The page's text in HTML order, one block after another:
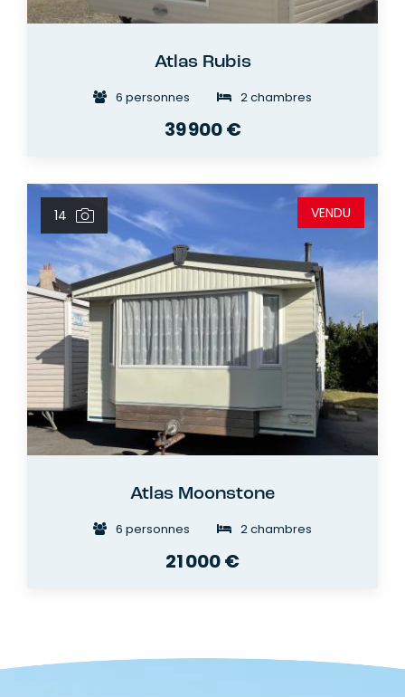
Atlas Rubis
6 personnes 2 chambres
39 900 €
14 VENDU
Atlas Moonstone
6 personnes 2 chambres
21 000 €